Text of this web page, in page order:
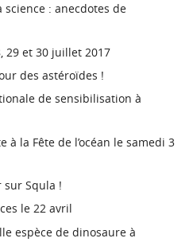
: anecdotes de
29 et 30 juillet 2017
des astéroïdes !
de sensibilisation à
à la Fête de l’océan le samedi 3
sur Squla !
le 22 avril
espèce de dinosaure à